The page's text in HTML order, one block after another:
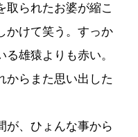
取られたお婆が縮こ
かけて笑う。すっか
雄猿よりも赤い。
からまた思い出した
が、ひょんな事から